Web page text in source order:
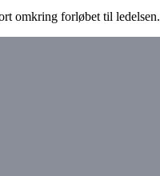
omkring forløbet til ledelsen.